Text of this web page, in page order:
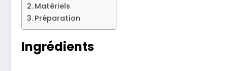
Matériels
Préparation
Ingrédients